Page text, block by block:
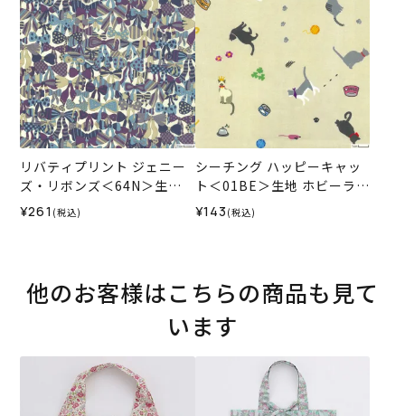
リバティプリント ジェニー
ズ・リボンズ＜64N＞生地
（ホビーラホビーレオリジ
ナル）2025SS
¥261 (税込)
シーチング ハッピーキャッ
ト＜01BE＞生地 ホビーラホ
ビーレデザインコレクショ
¥143 (税込)
他のお客様はこちらの商品も見て
います